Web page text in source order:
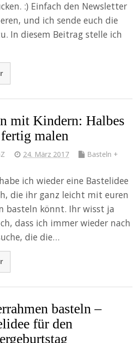
:) Einfach den Newsletter
und ich sende euch die
In diesem Beitrag stelle ich
mit Kindern: Halbes
malen
24. März 2017
Basteln +
ich wieder eine Bastelidee
die ihr ganz leicht mit euren
basteln könnt. Ihr wisst ja
dass ich immer wieder nach
die die…
basteln –
für den